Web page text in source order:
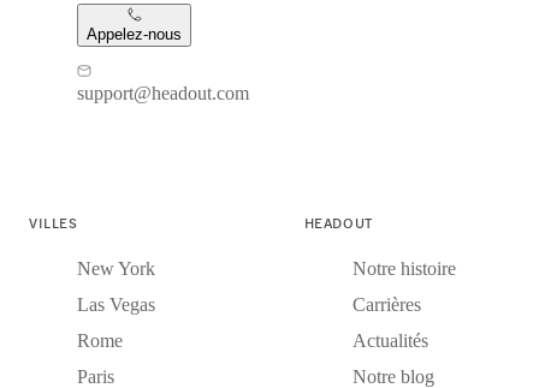
Appelez-nous
support@headout.com
VILLES
New York
Las Vegas
Rome
Paris
HEADOUT
Notre histoire
Carrières
Actualités
Notre blog